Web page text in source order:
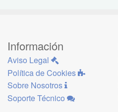
Información
Aviso Legal
Política de Cookies
Sobre Nosotros
Soporte Técnico